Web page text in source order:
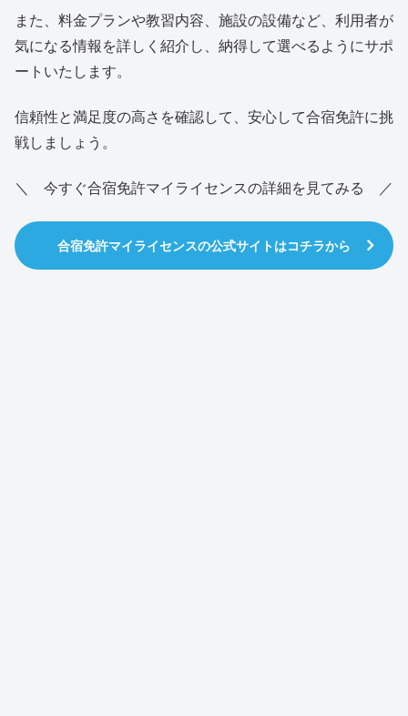
また、料金プランや教習内容、施設の設備など、利用者が
気になる情報を詳しく紹介し、納得して選べるようにサポ
ートいたします。
信頼性と満足度の高さを確認して、安心して合宿免許に挑
戦しましょう。
＼ 今すぐ合宿免許マイライセンスの詳細を見てみる ／
合宿免許マイライセンスの公式サイトはコチラから